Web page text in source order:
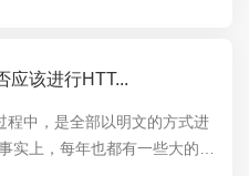
太多网站显...
应该进行HTT...
程中，是全部以明文的方式进
实上，每年也都有一些大的网